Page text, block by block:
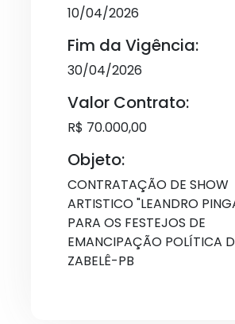
10/04/2026
Fim da Vigência:
30/04/2026
Valor Contrato:
R$ 70.000,00
Objeto:
CONTRATAÇÃO DE SHOW
ARTISTICO "LEANDRO
PARA OS FESTEJOS DE
EMANCIPAÇÃO POLÍTICA
ZABELÊ-PB